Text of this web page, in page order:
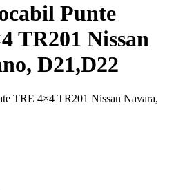
Punte
TR201 Nissan
D21,D22
TRE 4×4 TR201 Nissan Navara,